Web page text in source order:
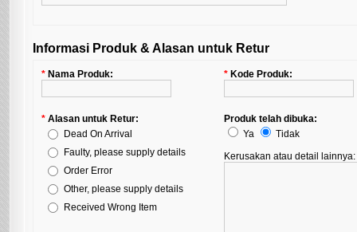
Informasi Produk & Alasan untuk Retur
* Nama Produk: * Kode Produk:
* Alasan untuk Retur:
Dead On Arrival
Faulty, please supply details
Order Error
Other, please supply details
Received Wrong Item
Produk telah dibuka:
Ya
Tidak
Kerusakan atau detail lainnya: